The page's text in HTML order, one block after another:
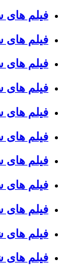
فیلم های
فیلم های
فیلم های
فیلم های
فیلم های
فیلم
فیلم های
فیلم های
فیلم های
فیلم های
فیلم های